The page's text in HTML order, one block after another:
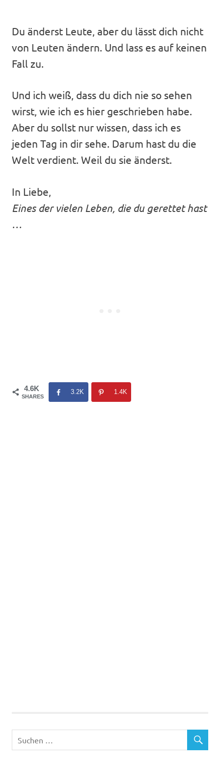
Du änderst Leute, aber du lässt dich nicht
von Leuten ändern. Und lass es auf keinen
Fall zu.
Und ich weiß, dass du dich nie so sehen
wirst, wie ich es hier geschrieben habe.
Aber du sollst nur wissen, dass ich es
jeden Tag in dir sehe. Darum hast du die
Welt verdient. Weil du sie änderst.
In Liebe,
Eines der vielen Leben, die du gerettet hast
…
4.6K
SHARES
3.2K 1.4K